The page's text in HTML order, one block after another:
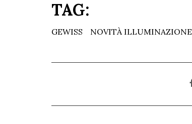
TAG:
GEWISS NOVITÀ ILLUMINAZIONE